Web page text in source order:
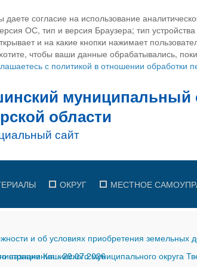
согласие на использование
ОС, тип и версия Браузера; тип
и на какие кнопки нажимает
чтобы ваши данные обрабатывались,
с политикой в отношении обработки
ОКРУГ МЕСТНОЕ
и об условиях приобретения земельных
назначения-29.07.2026
Кашинского муниципального округа